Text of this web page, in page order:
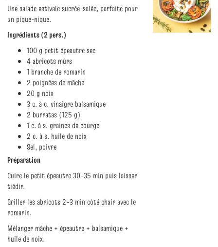
Une salade estivale sucrée‑salée, parfaite pour
un pique‑nique.
Ingrédients (2 pers.)
100 g petit épeautre sec
4 abricots mûrs
1 branche de romarin
2 poignées de mâche
20 g noix
3 c. à c. vinaigre balsamique
2 burratas (125 g)
1 c. à s. graines de courge
2 c. à s. huile de noix
Sel, poivre
Préparation
Cuire le petit épeautre 30–35 min puis laisser
tiédir.
Griller les abricots 2–3 min côté chair avec le
romarin.
Mélanger mâche + épeautre + balsamique +
huile de noix.